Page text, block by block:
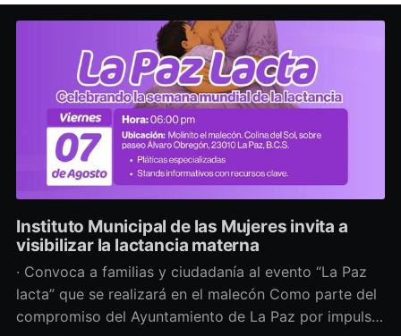
Instituto Municipal de las Mujeres invita a
visibilizar la lactancia materna
· Convoca a familias y ciudadanía al evento “La Paz
lacta” que se realizará en el malecón Como parte del
compromiso del Ayuntamiento de La Paz por impulsar